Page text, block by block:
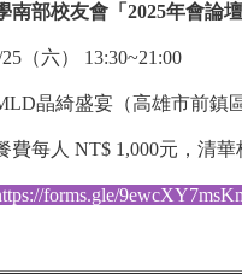
南部校友會「2025年會論
（六） 13:30~21:00
晶綺盛宴（高雄市前鎮
費每人 NT$ 1,000元，清
forms.gle/